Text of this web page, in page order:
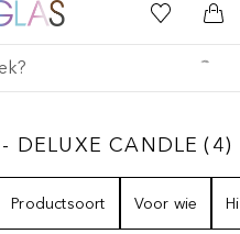
Naar Douglas Home
Naar Mijn
- DELUXE CANDLE4
DELUXE CANDLE (4)
Productsoort Voor wie